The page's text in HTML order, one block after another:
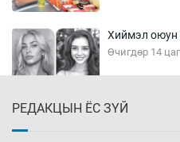
Хиймэл оюун
Өчигдөр 14
РЕДАКЦЫН ЁС ЗҮЙ